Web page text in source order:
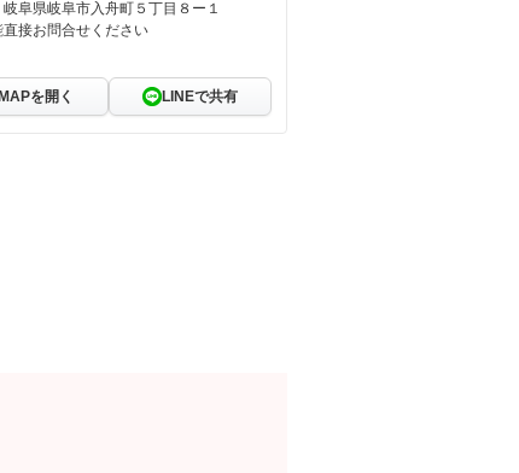
岐阜県岐阜市入舟町５丁目８ー１
直接お問合せください
を開く LINEで共有